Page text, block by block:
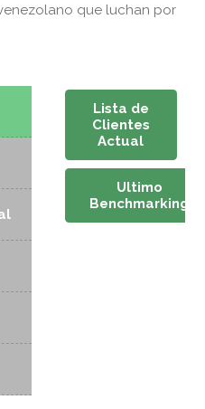
que luchan por
Lista de
Clientes
Actual
Ultimo
Benchmarking